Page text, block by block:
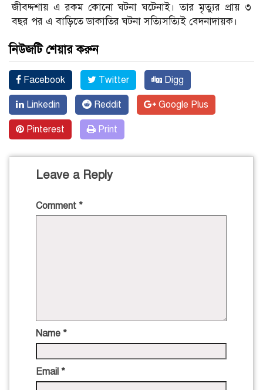
জীবদ্দশায় এ রকম কোনো ঘটনা ঘটেনাই। তার মৃত্যুর প্রায় ৩
বছর পর এ বাড়িতে ডাকাতির ঘটনা সত্যিসত্যিই বেদনাদায়ক।
নিউজটি শেয়ার করুন
Facebook Twitter Digg
Linkedin Reddit Google Plus
Pinterest Print
Leave a Reply
Comment *
Name *
Email *